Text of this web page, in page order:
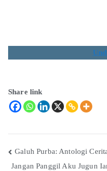
Share link
Galuh Purba: Antologi
Jangan Panggil Aku Jugun